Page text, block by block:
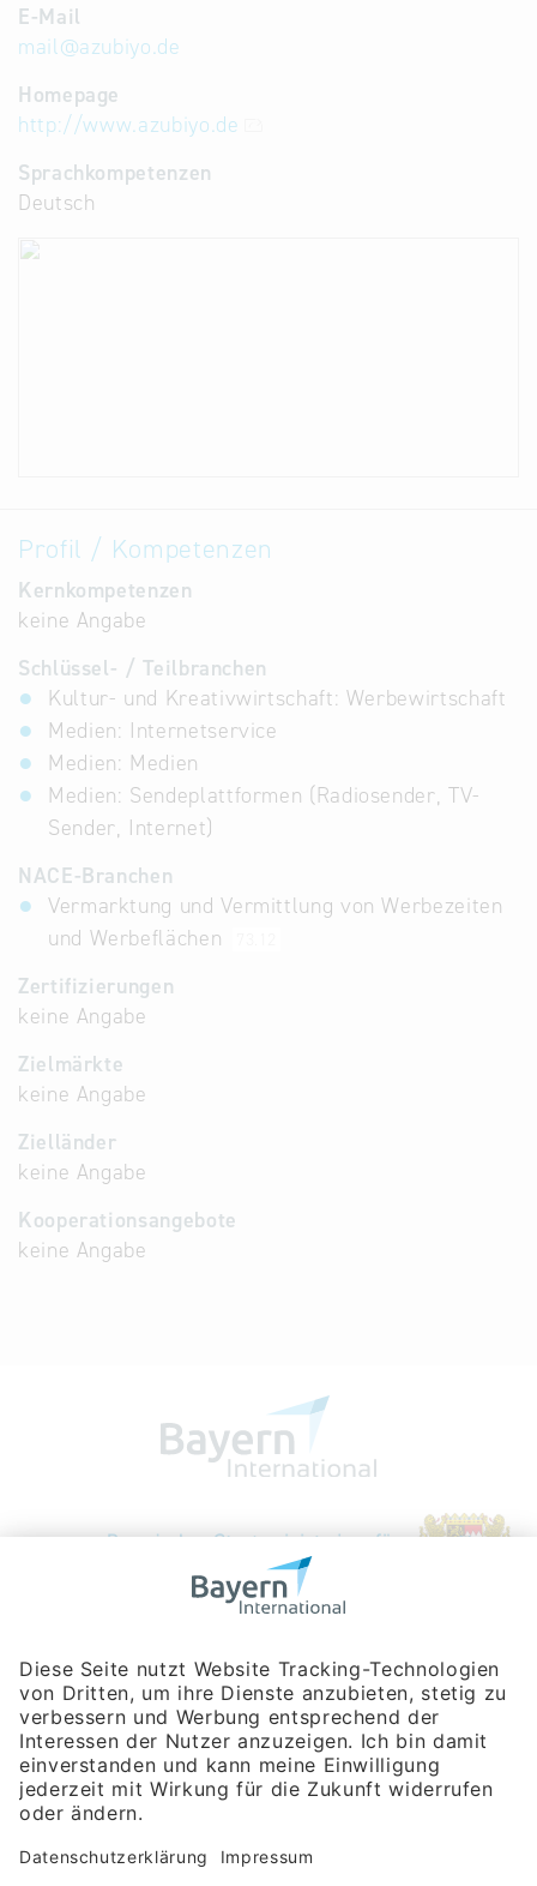
E-Mail
mail@azubiyo.de
Homepage
http://www.azubiyo.de
Sprachkompetenzen
Deutsch
Profil / Kompetenzen
Kernkompetenzen
keine Angabe
Schlüssel- / Teilbranchen
Kultur- und Kreativwirtschaft: Werbewirtschaft
Medien: Internetservice
Medien: Medien
Medien: Sendeplattformen (Radiosender, TV-
Sender, Internet)
NACE-Branchen
Vermarktung und Vermittlung von Werbezeiten
und Werbeflächen
Zertifizierungen
keine Angabe
Zielmärkte
keine Angabe
Zielländer
keine Angabe
Kooperationsangebote
keine Angabe
Bayerische Gesellschaft für Internationale
Rosenheimer Str. 143C
81671 München
Tel:+49 180 5949260
(Festnetz 14 ct/min, Mobil max. 42 ct/min)
Hotline
Datenschutzerklärung